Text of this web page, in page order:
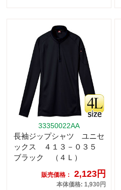
33350022AA
長袖ジップシャツ ユニセ
ックス ４１３－０３５
ブラック （４Ｌ）
販売価格： 2,123円
本体価格: 1,930円